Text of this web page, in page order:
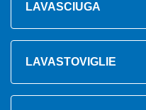
LAVASCIUGA
LAVASTOVIGLIE